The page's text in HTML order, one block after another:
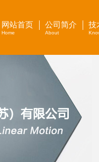
网站首页
Home
公司简介
About
技